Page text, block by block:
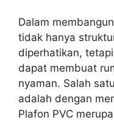
Dalam
tidak hanya
diperhatikan,
dapat membuat
nyaman. Salah
adalah dengan
Plafon PVC